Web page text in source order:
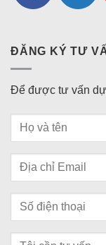
ĐĂNG KÝ TƯ
Để được tư vấn